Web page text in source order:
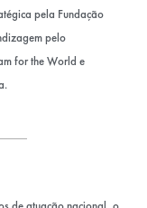
pela Fundação
pelo
for the World e